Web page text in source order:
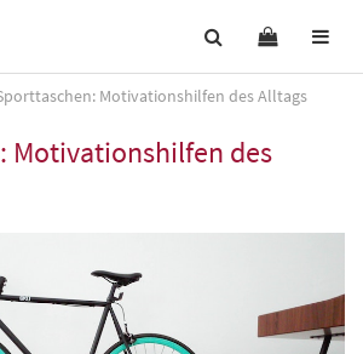
Motivationshilfen des Alltags
Motivationshilfen des